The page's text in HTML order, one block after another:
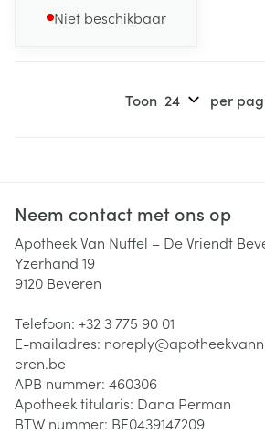
Niet beschikbaar
Toon per
Neem contact met ons op
Apotheek Van Nuffel – De Vriendt
Yzerhand 19
9120 Beveren
Telefoon: +32 3 775 90 01
E-mailadres: noreply@
eren.be
APB nummer: 460306
Apotheek titularis: Dana Perman
BTW nummer: BE0439147209